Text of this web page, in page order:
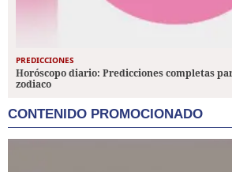
PREDICCIONES
Horóscopo diario: Predicciones completas
zodiaco
CONTENIDO PROMOCIONADO